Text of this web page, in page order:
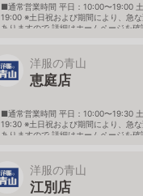
■通常営業時間 平日：10:00〜19:00
19:00 ※土日祝および期間により、急
ありますので 詳細はホームページを確
洋服の青山
恵庭店
■通常営業時間 平日：10:00〜19:30
19:30 ※土日祝および期間により、急
ありますので 詳細はホームページを確
洋服の青山
江別店